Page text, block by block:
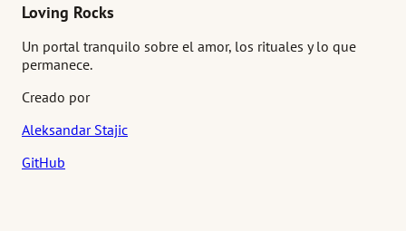
Loving Rocks
Un portal tranquilo sobre el amor, los rituales y lo que
permanece.
Creado por
Aleksandar Stajic
GitHub